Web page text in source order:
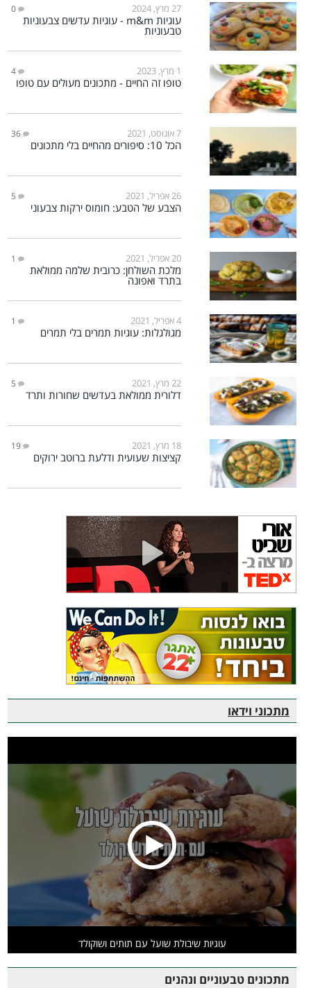
27 מרץ, 2024 0
עוגיות m&m - עוגיות עדשים צבעוניות
טבעוניות
1 מרץ, 2023 4
טופו זה החיים - מתכונים מעולים עם טופו
7 אוגוסט, 2021 36
הכל 10: סיפורים מהחיים בלי מתכונים
26 אפריל, 2021 5
הצבע של הטבע: חומוס ירקות צבעוני
20 אפריל, 2021 1
מלכת השולחן: כרובית שלמה ממולאת
בתרד ואפונה
4 אפריל, 2021 1
מגולגלות: עוגיות תמרים בלי תמרים
22 מרץ, 2021 5
דלורית ממולאת בעדשים שחורות ותרד
18 מרץ, 2021 19
קציצות שעועית ודלעת ברוטב ירוקים
מתכוני וידאו
עוגיות שיבולת שועל עם תותים ושוקולד
מתכונים טבעוניים ונהנים